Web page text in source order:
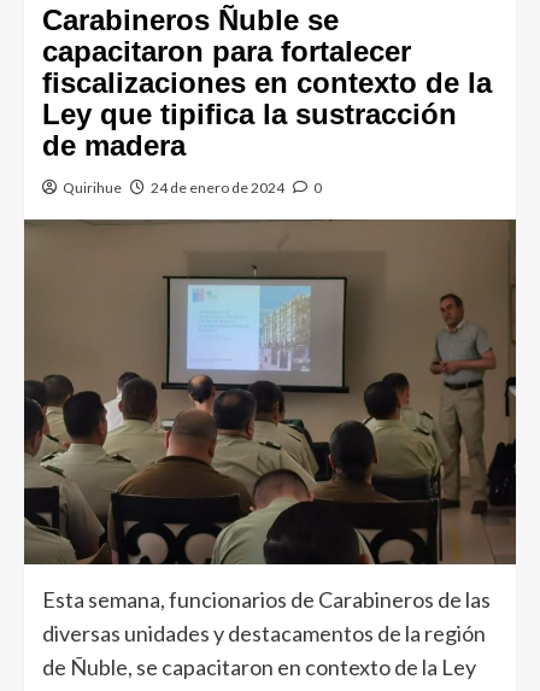
Carabineros Ñuble se
capacitaron para fortalecer
fiscalizaciones en contexto de la
Ley que tipifica la sustracción
de madera
Quirihue 24 de enero de 2024 0
Esta semana, funcionarios de Carabineros de las
diversas unidades y destacamentos de la región
de Ñuble, se capacitaron en contexto de la Ley